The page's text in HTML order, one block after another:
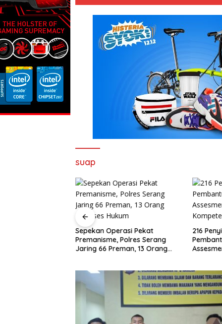
suap
Sepekan Operasi Pekat
Premanisme, Polres Serang
Jaring 66 Preman, 13 Orang
216